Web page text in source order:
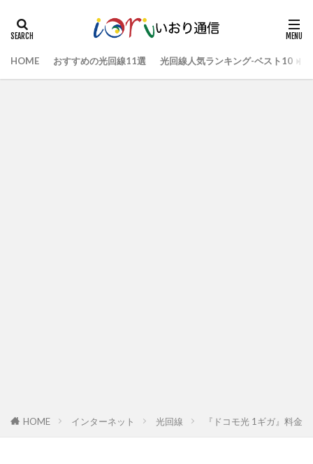
HOME おすすめの光回線11選 光回線人気ランキング-ベスト10
HOME インターネット 光回線 『ドコモ光 1ギガ』料金